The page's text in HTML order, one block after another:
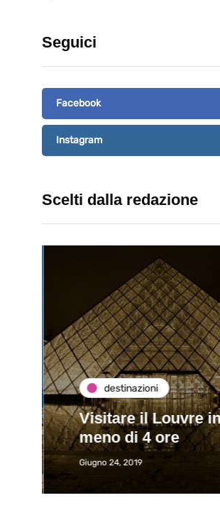
Seguici
Facebook
Instagram
Scelti dalla redazione
destinazioni
Visitare il Louvre in
meno di 4 ore
Giugno 24, 2019